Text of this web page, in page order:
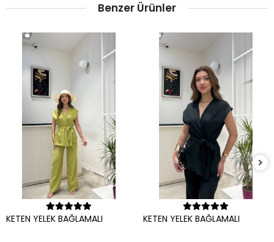
Benzer Ürünler
Sepete Ekle
KETEN YELEK BAĞLAMALI Sepete Ekle
KETEN YELEK BAĞLAMALI